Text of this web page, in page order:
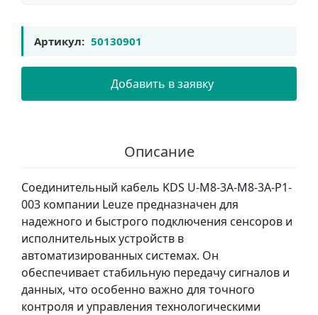
Артикул: 50130901
Добавить в заявку
Описание
Соединительный кабель KDS U-M8-3A-M8-3A-P1-
003 компании Leuze предназначен для
надежного и быстрого подключения сенсоров и
исполнительных устройств в
автоматизированных системах. Он
обеспечивает стабильную передачу сигналов и
данных, что особенно важно для точного
контроля и управления технологическими